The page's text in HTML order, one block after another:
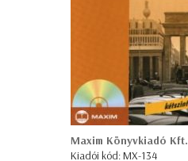
Maxim Könyvkiadó Kft.
Kiadói kód: MX-134